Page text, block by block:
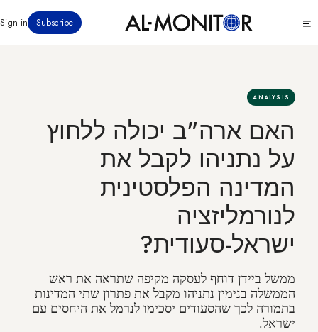
לתוכן
Subscribe
Sign in
ANALYSIS
האם ארה"ב יכולה ללחוץ
על נתניהו לקבל את
המדינה הפלסטינית
לנורמליזציה
ישראל-סעודית?
ממשל ביידן דוחף לעסקה מקיפה שתראה את ראש
הממשלה בנימין נתניהו מקבל את פתרון שתי המדינות
בתמורה לכך שהסעודים יסכימו לנרמל את היחסים עם
ישראל.